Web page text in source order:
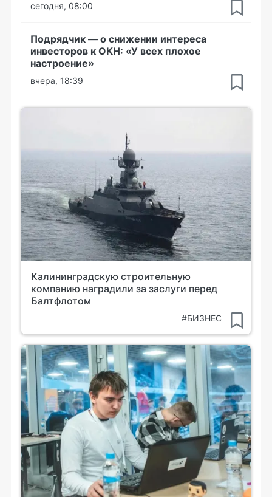
сегодня, 08:00
Подрядчик — о снижении интереса
инвесторов к ОКН: «У всех плохое
настроение»
вчера, 18:39
Калининградскую строительную
компанию наградили за заслуги перед
Балтфлотом
#БИЗНЕС